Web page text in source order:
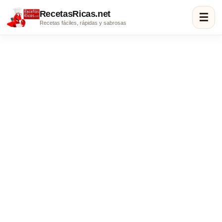
RecetasRicas.net
Recetas fáciles, rápidas y sabrosas ☰